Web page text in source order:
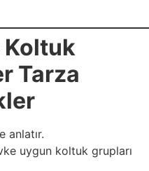
Koltuk
Tarza
anlatır.
uygun koltuk grupları